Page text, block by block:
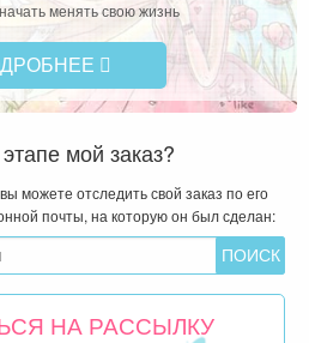
менять свою жизнь
мой заказ?
можете отследить свой заказ по его
почты, на которую он был сделан:
НА РАССЫЛКУ